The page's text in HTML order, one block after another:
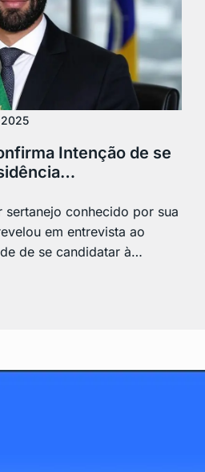
Intenção de se
sertanejo conhecido por sua
em entrevista ao
de se candidatar à…